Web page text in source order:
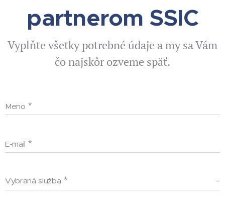
partnerom SSIC
Vyplňte všetky potrebné údaje a my sa Vám
čo najskôr ozveme späť.
Meno
E-mail
Vybraná služba